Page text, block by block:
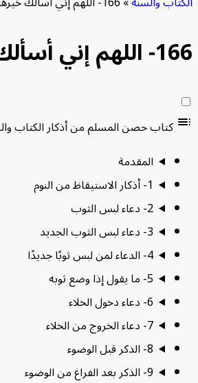
خيرها
كتاب حصن المسلم من أذكار الكتاب والسنة
المقدمة